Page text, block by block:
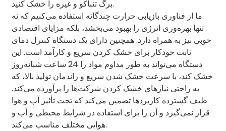
برگ تنباکو و غیره را خشک کنید.
ما از فناوری بازیابی حرارت چندگانه استفاده می‌کنیم که نه
تنها بهره‌وری انرژی را بهبود می‌بخشد، بلکه مزایای اقتصادی
خوبی نیز به همراه دارد. همچنین دارای یک دستگاه کنترل دمای
ثابت خودکار برای خشک کردن سریع و کارآمد است. این
دستگاه می‌تواند به طور مداوم مواد را 24 ساعت شبانه‌روز
خشک کند، با سرعت خشک شدن سریع و راندمان تولید بالا، که
به راحتی نیازهای خشک کردن شرکت‌ها را برآورده می‌کند.
طیف گسترده کاربردها تضمین می‌کند که تحت تأثیر آب و هوا
قرار نمی‌گیرد و آن را برای استفاده در شرایط محیطی و آب و
هوایی مختلف مناسب می‌کند.